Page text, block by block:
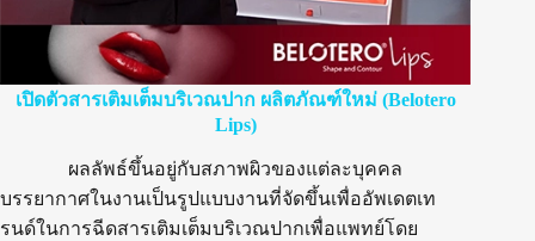
เปิดตัวสารเติมเต็มบริเวณปาก ผลิตภัณฑ์ใหม่ (Belotero
Lips)
ผลลัพธ์ขึ้นอยู่กับสภาพผิวของแต่ละบุคคล
บรรยากาศในงานเป็นรูปแบบงานที่จัดขึ้นเพื่ออัพเดตเท
รนด์ในการฉีดสารเติมเต็มบริเวณปากเพื่อแพทย์โดย